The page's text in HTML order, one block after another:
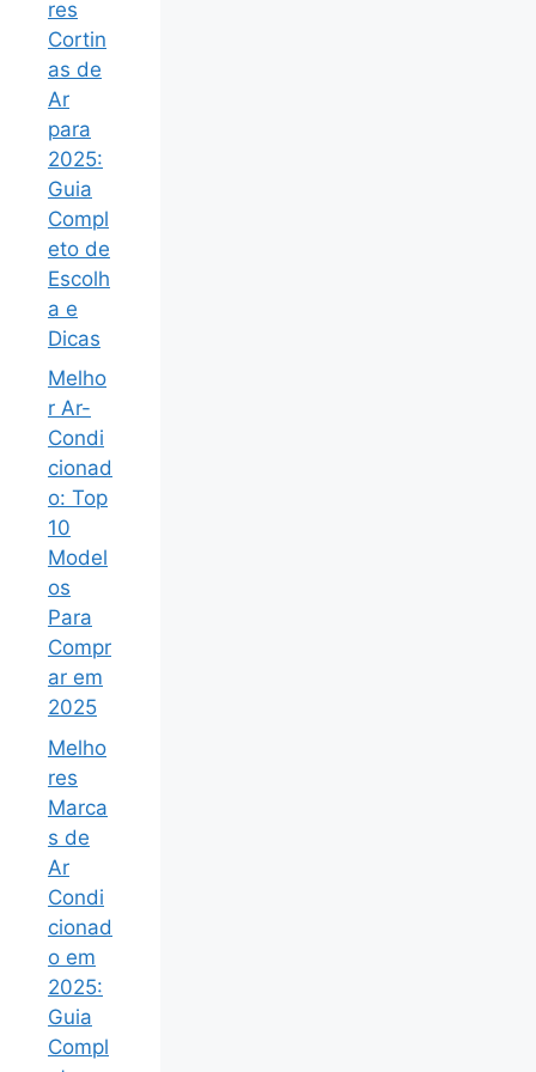
res
Cortin
as de
Ar
para
2025:
Guia
Compl
eto de
Escolh
a e
Dicas
Melho
r Ar-
Condi
cionad
o: Top
10
Model
os
Para
Compr
ar em
2025
Melho
res
Marca
s de
Ar
Condi
cionad
o em
2025:
Guia
Compl